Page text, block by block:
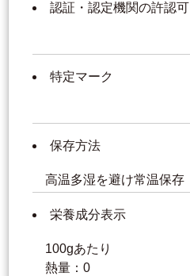
認証・認定機関の許認可
特定マーク
保存方法
高温多湿を避け常温保存
栄養成分表示
100gあたり
熱量：0